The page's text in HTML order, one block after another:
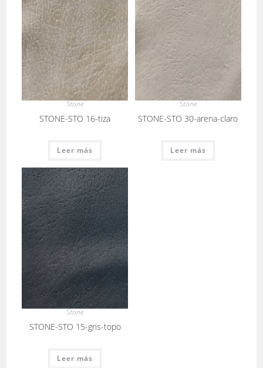
Stone
STONE-STO 16-tiza
Leer más
Stone
STONE-STO 30-arena-claro
Leer más
Stone
STONE-STO 15-gris-topo
Leer más